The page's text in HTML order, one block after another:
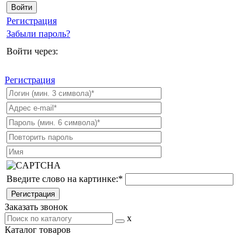
Регистрация
Забыли пароль?
Войти через:
Регистрация
Введите слово на картинке:*
Заказать звонок
x
Каталог товаров